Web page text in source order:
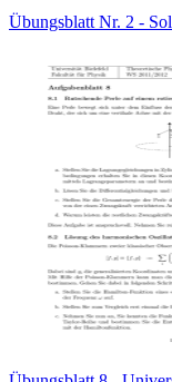
Übungsblatt Nr. 2 -